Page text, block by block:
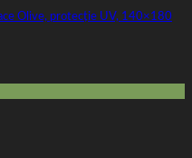
Olive, protecție UV, 140×180